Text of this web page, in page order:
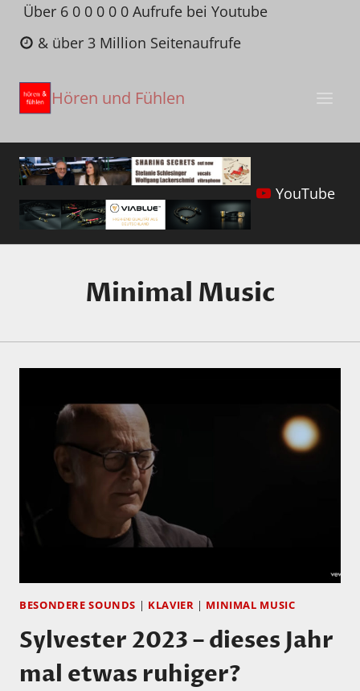
Zum
Inhalt
springen
Über 6 0 0 0 0 0 Aufrufe bei Youtube
& über 3 Million Seitenaufrufe
Hören und Fühlen
YouTube
Minimal Music
BESONDERE SOUNDS | KLAVIER | MINIMAL MUSIC
Sylvester 2023 – dieses Jahr
mal etwas ruhiger?